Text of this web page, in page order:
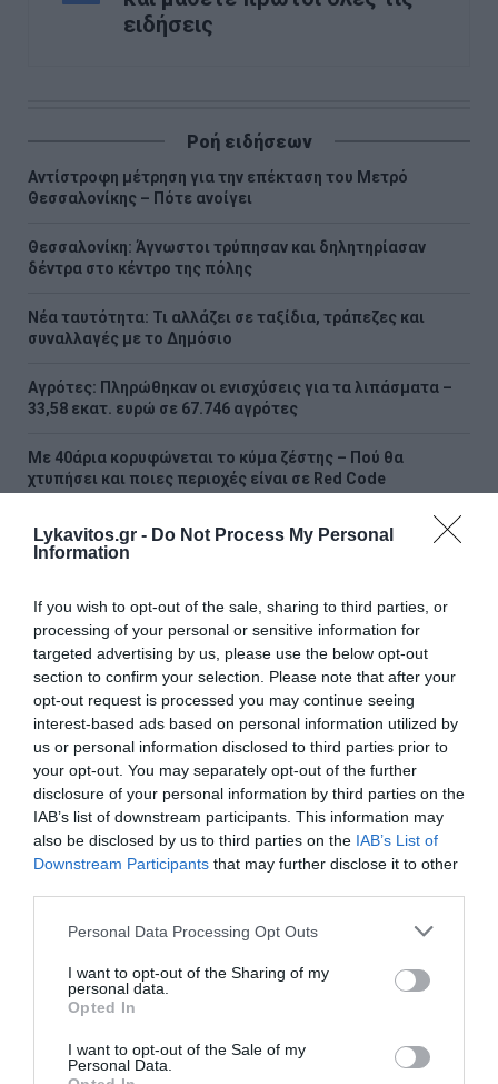
Lykavitos.gr - Do Not Process My Personal
Information
If you wish to opt-out of the sale, sharing to third parties, or
processing of your personal or sensitive information for
targeted advertising by us, please use the below opt-out
section to confirm your selection. Please note that after your
opt-out request is processed you may continue seeing
interest-based ads based on personal information utilized by
us or personal information disclosed to third parties prior to
your opt-out. You may separately opt-out of the further
disclosure of your personal information by third parties on the
IAB’s list of downstream participants. This information may
also be disclosed by us to third parties on the IAB’s List of
Downstream Participants that may further disclose it to other
Please note that this website/app uses one or more Google
not limited to your visit or usage behaviour. You may click to
grant or deny consent to Google and its third-party tags to
use your data for below specified purposes in below Google
consent section.
Personal Data Processing Opt Outs
I want to opt-out of the Sharing of my
personal data.
Opted In
I want to opt-out of the Sale of my
Personal Data.
ειδήσεις
Ροή ειδήσεων
Αντίστροφη μέτρηση για την επέκταση του Μετρό
Θεσσαλονίκης – Πότε ανοίγει
Θεσσαλονίκη: Άγνωστοι τρύπησαν και δηλητηρίασαν
δέντρα στο κέντρο της πόλης
Νέα ταυτότητα: Τι αλλάζει σε ταξίδια, τράπεζες και
συναλλαγές με το Δημόσιο
Αγρότες: Πληρώθηκαν οι ενισχύσεις για τα λιπάσματα –
33,58 εκατ. ευρώ σε 67.746 αγρότες
Με 40άρια κορυφώνεται το κύμα ζέστης – Πού θα
χτυπήσει και ποιες περιοχές είναι σε Red Code
ΗΠΑ: Ο Τραμπ στηρίζει τον νέο πρόεδρο στον πόλεμο
κατά των καρτέλ με 1 δισ. δολάρια
Σαν σήμερα - 8 Αυγούστου
H Κυρά Παναγιά Αλοννήσου
Εορτολόγιο: Ποιοι γιορτάζουν σήμερα
Το σχέδιο για την προστασία και ανάδειξη του
Ραμνούντος στο Γραμματικό (Photos)
ΟΛΕΣ ΟΙ ΕΙΔΗΣΕΙΣ →
διαβάστε ακόμη